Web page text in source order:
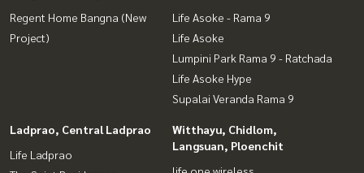
Regent Home Bangna (New
Project)
Life Asoke - Rama 9
Life Asoke
Lumpini Park Rama 9 - Ratchada
Life Asoke Hype
Supalai Veranda Rama 9
Ladprao, Central Ladprao
Life Ladprao
Witthayu, Chidlom,
Langsuan, Ploenchit